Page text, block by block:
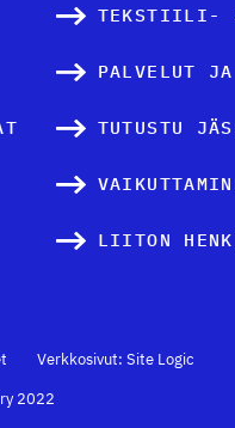
TEKSTIILI-
PALVELUT
TUTUSTU
LIITON
Verkkosivut: Site Logic
2022